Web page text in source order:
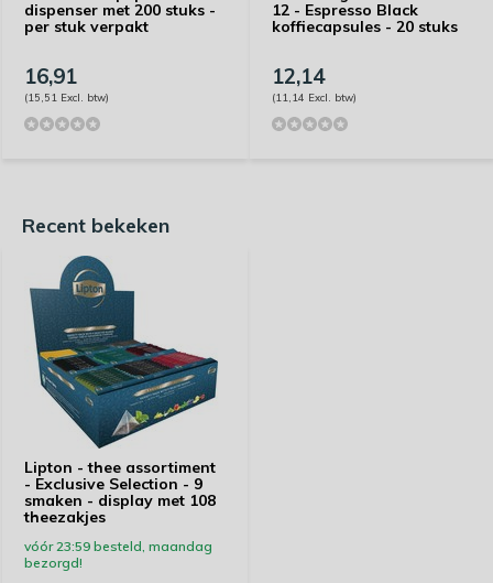
dispenser met 200 stuks -
per stuk verpakt
16,91
(15,51 Excl. btw)
12 - Espresso Black
koffiecapsules - 20 stuks
12,14
(11,14 Excl. btw)
Recent bekeken
Lipton - thee assortiment
- Exclusive Selection - 9
smaken - display met 108
theezakjes
vóór 23:59 besteld, maandag
bezorgd!